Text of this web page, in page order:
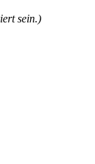
sein.)